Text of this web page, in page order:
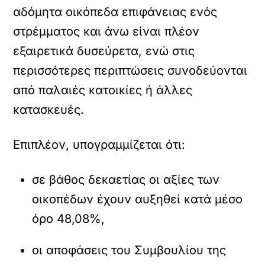
αδόμητα οικόπεδα επιφάνειας ενός
στρέμματος και άνω είναι πλέον
εξαιρετικά δυσεύρετα, ενώ στις
περισσότερες περιπτώσεις συνοδεύονται
από παλαιές κατοικίες ή άλλες
κατασκευές.
Επιπλέον, υπογραμμίζεται ότι:
σε βάθος δεκαετίας οι αξίες των
οικοπέδων έχουν αυξηθεί κατά μέσο
όρο 48,08%,
οι αποφάσεις του Συμβουλίου της